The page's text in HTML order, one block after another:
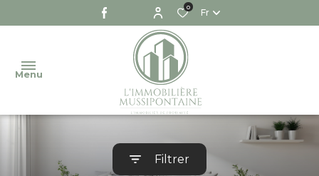
0
Fr
Menu
AGENCE
Filtrer